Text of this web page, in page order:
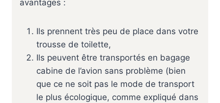
avantages :
Ils prennent très peu de place dans votre
trousse de toilette,
Ils peuvent être transportés en bagage
cabine de l’avion sans problème (bien
que ce ne soit pas le mode de transport
le plus écologique, comme expliqué dans